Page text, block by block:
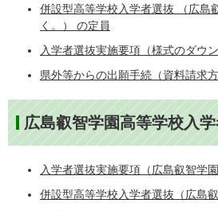
併設型高等学校入学者選抜 （広島
く。） の定員
入学者選抜実施要項（様式のダウ
県外等からの出願手続（資料請求方
広島叡智学園高等学校入
入学者選抜実施要項（広島叡智学園
併設型高等学校入学者選抜（広島